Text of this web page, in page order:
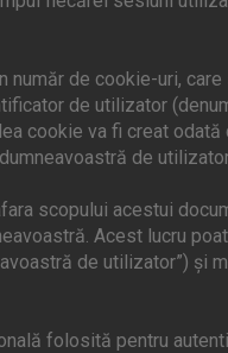
număr de cookie-uri,
de utilizator
cookie va fi creat
de
scopului acestui
Acest lucru
de utilizator”) şi
folosită pentru